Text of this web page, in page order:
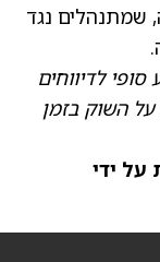
שמתנהלים נגד
לדיווחים
על השוק בזמן
על ידי